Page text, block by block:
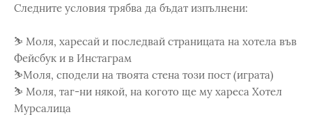
Следните условия трябва да бъдат изпълнени:
⛷ Моля, харесай и последвай страницата на хотела във
Фейсбук и в Инстаграм
⛷Моля, сподели на твоята стена този пост (играта)
⛷ Моля, таг-ни някой, на когото ще му хареса Хотел
Мурсалица